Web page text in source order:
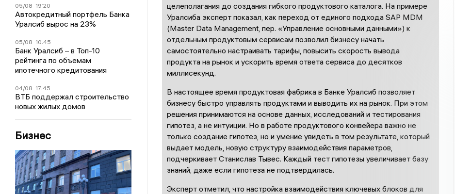
05/08 19:20
Автокредитный портфель Банка
Уралсиб вырос на 23%
05/08 10:45
Банк Уралсиб – в Топ-10
рейтинга по объемам
ипотечного кредитования
04/08 17:45
ВТБ поддержал строительство
новых жилых домов
Бизнес
целеполагания до создания гибкого продуктового каталога. На примере
Уралсиба эксперт показал, как переход от единого подхода SAP MDM
(Master Data Management, пер. «Управление основными данными») к
отдельным продуктовым сервисам позволил бизнесу начать
самостоятельно настраивать тарифы, повысить скорость вывода
продукта на рынок и ускорить время ответа сервиса до десятков
миллисекунд.
В настоящее время продуктовая фабрика в Банке Уралсиб позволяет
бизнесу быстро управлять продуктами и выводить их на рынок. При этом
решения принимаются на основе данных, исследований и тестирования
гипотез, а не интуиции. Но в работе продуктового конвейера важно не
только создание гипотез, но и умение увидеть в том результате, который
выдает модель, новую структуру взаимодействия параметров,
подчеркивает Станислав Тывес. Каждый тест гипотезы увеличивает базу
знаний, даже если гипотеза не подтвердилась.
Эксперт отметил, что настройка взаимодействия ключевых блоков для